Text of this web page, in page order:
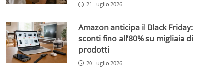
21 Luglio 2026
Amazon anticipa il Black Friday:
sconti fino all’80% su migliaia di
prodotti
20 Luglio 2026